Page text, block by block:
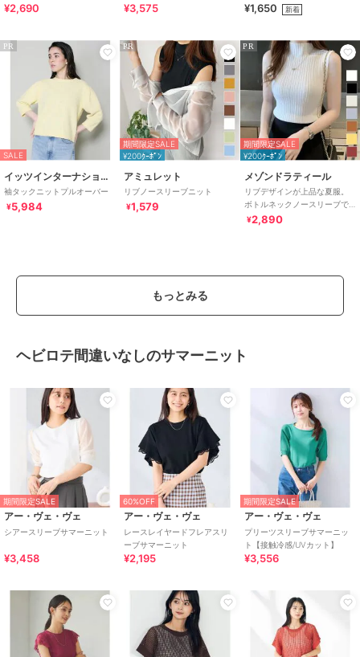
¥2,690 ¥3,575 ¥1,650 新着
PR
SALE
イッツインターナショナル
袖タックニットプルオーバー
¥5,984
PR
期間限定SALE
¥200ｸｰﾎﾟﾝ
アミュレット
リブノースリーブニット
¥1,579
PR
期間限定SALE
¥200ｸｰﾎﾟﾝ
メゾンドラティール
リブデザインが上品な夏服。
ボトルネックノースリーブで
イージーケアだからデイリー
¥2,890
もっとみる
ヘビロテ間違いなしのサマーニット
期間限定SALE
アー・ヴェ・ヴェ
シアースリーブサマーニット
¥3,458
60%OFF
アー・ヴェ・ヴェ
レースレイヤードフレアスリ
ーブサマーニット
¥2,195
期間限定SALE
アー・ヴェ・ヴェ
プリーツスリーブサマーニッ
ト【接触冷感/UVカット】
¥3,556